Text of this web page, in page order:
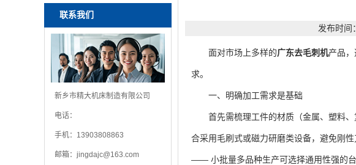
联系我们
新乡市精大机床制造有限公司
电话：
手机：13903808863
邮箱： jingdajc@163.com
发布时间
面对市场上多样的广东去毛刺机产品
求。
一、明确加工需求是基础
首先需梳理工件的材质（金属、塑料、
合采用毛刷式或磁力研磨类设备，避免刚
—— 小批量多品种生产可选择通用性强的台